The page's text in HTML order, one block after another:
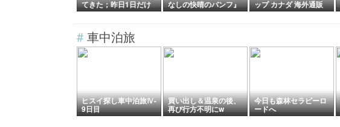
てきた；昨日1日だけ
の煙なし快晴だった
ンモアに行ったがそこ
も煙あり』『空がスッ
キリせず冴えない日』
＊「記事書き」はBanf
なしの快晴のバンフ』
『やはり煙なしの景色
デン・レトリバーGold
en Retriever🐶の愛犬
ップ カナダ 海外通販
輸入代行、他
# 車中泊旅
ヒスイ探し車中泊旅Ⅳ-
9日目
買い出し＆温泉の後、
再び行方不明にw
今日も森林セラピーロ
ードへ